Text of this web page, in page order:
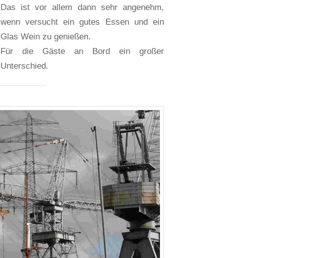
Das ist vor allem dann sehr angenehm,
wenn versucht ein gutes Essen und ein
Glas Wein zu genießen.
Für die Gäste an Bord ein großer
Unterschied.